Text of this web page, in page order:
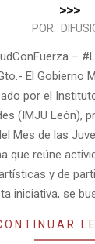
>>>
POR:
–
El Gobierno
por el
(IMJU León),
Mes de las
que reúne
y de
iniciativa, se